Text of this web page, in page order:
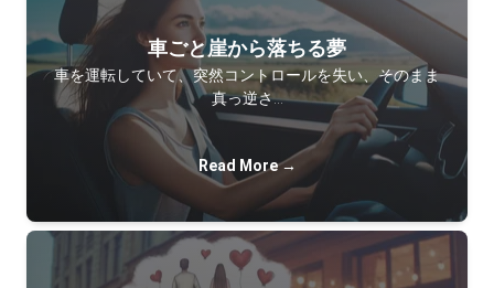
車ごと崖から落ちる夢
車を運転していて、突然コントロールを失い、そのまま
真っ逆さ…
Read More →